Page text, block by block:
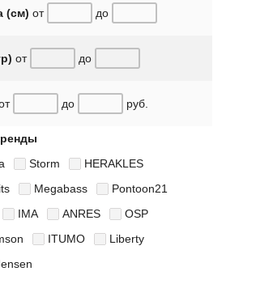
(см) от до
от до
до руб.
Storm
HERAKLES
Megabass
Pontoon21
IMA ANRES
OSP
ITUMO
Liberty